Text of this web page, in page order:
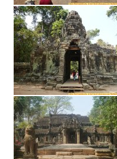
Bangkok
Cambodia
Vietnam
IT-Dachau